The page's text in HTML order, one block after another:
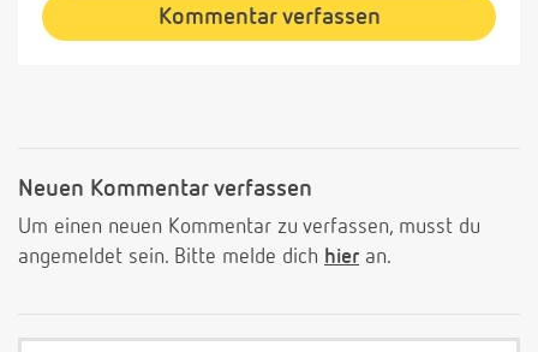
Kommentar verfassen
Neuen Kommentar verfassen
Um einen neuen Kommentar zu verfassen, musst du
angemeldet sein. Bitte melde dich hier an.